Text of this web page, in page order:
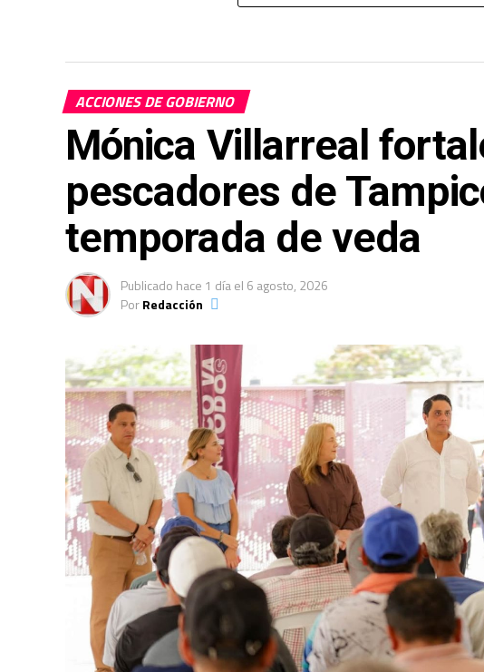
ACCIONES DE GOBIERNO
Mónica Villarreal
pescadores de
temporada de veda
Publicado hace 1 díael 6 agosto, 2026
PorRedacción